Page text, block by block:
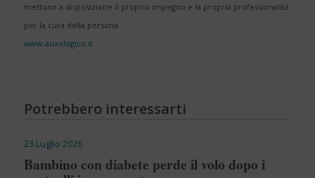
mettono a disposizione il proprio impegno e la propria professionalità
per la cura della persona.
www.auxologico.it
Potrebbero interessarti
23 Luglio 2026
Bambino con diabete perde il volo dopo i